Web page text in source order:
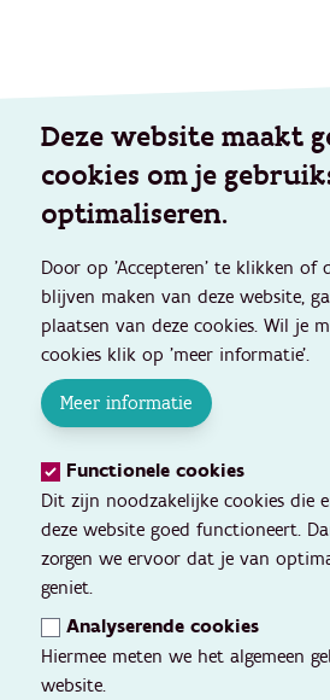
Deze website maakt
cookies om je
optimaliseren.
Door op 'Accepteren' te klikken of
blijven maken van deze website,
plaatsen van deze cookies. Wil je
cookies klik op 'meer informatie'.
Meer informatie
Functionele cookies
Dit zijn noodzakelijke cookies die
deze website goed functioneert.
zorgen we ervoor dat je van
geniet.
Analyserende cookies
Hiermee meten we het algemeen
website.